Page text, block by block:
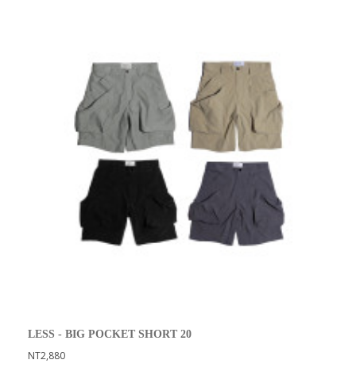
LESS - BIG POCKET SHORT 20
NT2,880